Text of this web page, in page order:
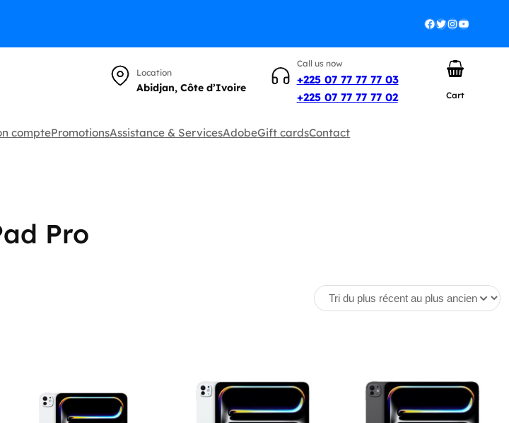
Facebook Twitter InstagramYouTube
Location
Abidjan, Côte d’Ivoire
Call us now
+225 07 77 77 77 03
+225 07 77 77 77 02
Cart
comptePromotionsAssistance & ServicesAdobeGift cardsContact
Pro